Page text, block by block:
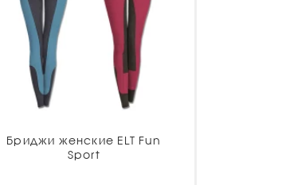
Бриджи женские ELT Fun
Sport